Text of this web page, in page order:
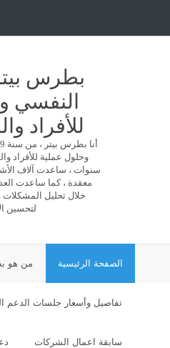
بطرس
النفسي
للأفراد
وحلول عملية للأفراد
سنوات ، ساعدت آلاف
معقدة ، كما ساعدت
خلال تحليل
لتحسين
الصفحة الرئيسية من هو
تفاصيل وأسعار جلسات الدعم
سابقة اعمال الشركات